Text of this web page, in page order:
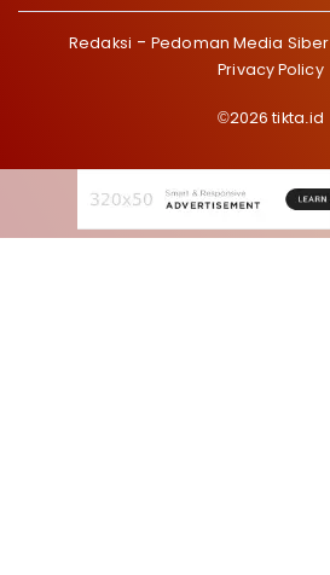
Redaksi Pedoman Media Siber
Privacy Policy
©2026 tikta.id